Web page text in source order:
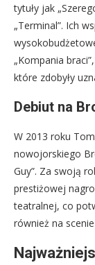
tytuły jak
„Terminal”. Ich
„Kompania
które zdobyły
Debiut na
W 2013 roku
nowojorskiego
Guy”. Za swoją
prestiżowej
teatralnej, co
również na